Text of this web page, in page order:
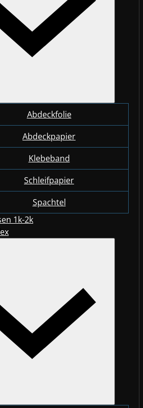
Abdeckfolie
Abdeckpapier
Klebeband
Schleifpapier
Spachtel
1k-2k